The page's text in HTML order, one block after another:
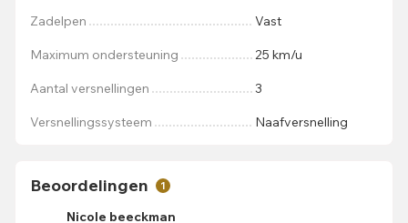
Zadelpen Vast
Maximum ondersteuning 25 km/u
Aantal versnellingen 3
Versnellingssysteem Naafversnelling
Beoordelingen 1
Nicole beeckman